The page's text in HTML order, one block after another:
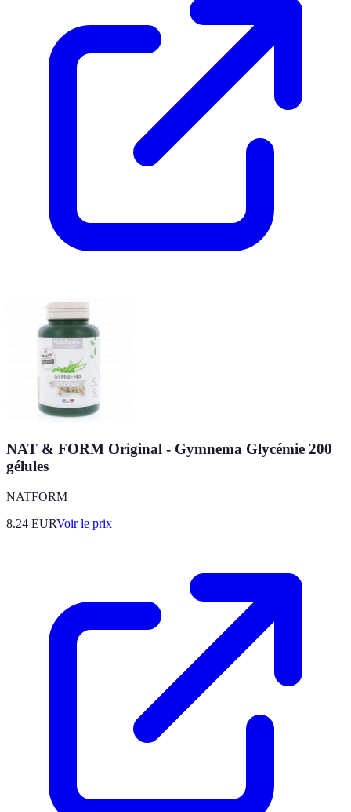
NAT & FORM Original - Gymnema Glycémie 200
gélules
NATFORM
8.24 EURVoir le prix